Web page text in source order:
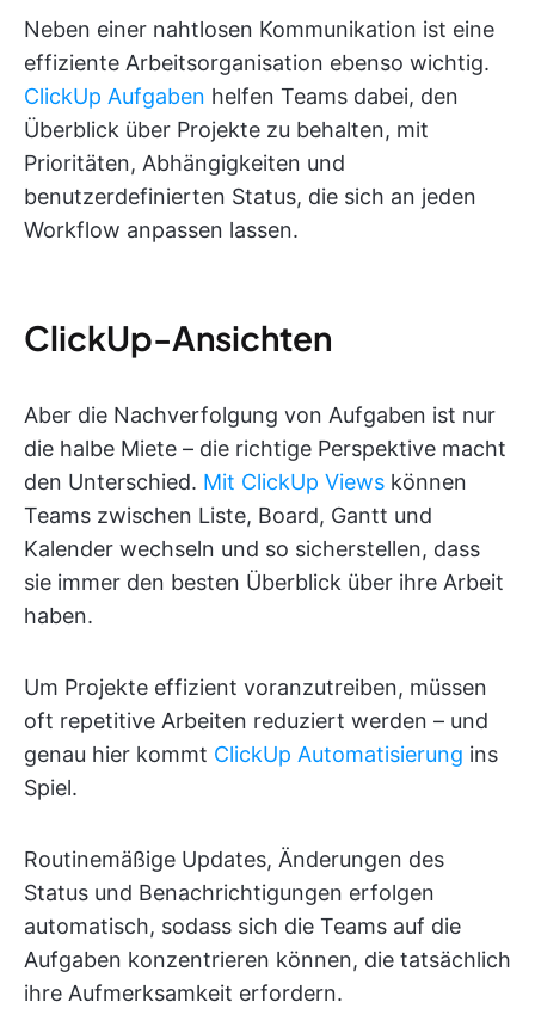
Neben einer nahtlosen Kommunikation ist eine
effiziente Arbeitsorganisation ebenso wichtig.
ClickUp Aufgaben helfen Teams dabei, den
Überblick über Projekte zu behalten, mit
Prioritäten, Abhängigkeiten und
benutzerdefinierten Status, die sich an jeden
Workflow anpassen lassen.
ClickUp-Ansichten
Aber die Nachverfolgung von Aufgaben ist nur
die halbe Miete – die richtige Perspektive macht
den Unterschied. Mit ClickUp Views können
Teams zwischen Liste, Board, Gantt und
Kalender wechseln und so sicherstellen, dass
sie immer den besten Überblick über ihre Arbeit
haben.
Um Projekte effizient voranzutreiben, müssen
oft repetitive Arbeiten reduziert werden – und
genau hier kommt ClickUp Automatisierung ins
Spiel.
Routinemäßige Updates, Änderungen des
Status und Benachrichtigungen erfolgen
automatisch, sodass sich die Teams auf die
Aufgaben konzentrieren können, die tatsächlich
ihre Aufmerksamkeit erfordern.